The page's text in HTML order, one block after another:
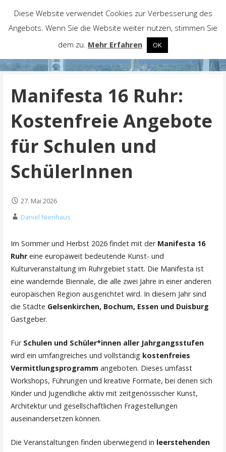
Inhalt
springen
Stadtschulpflegschaft
Gelsenkirchen
Manifesta 16 Ruhr:
Kostenfreie Angebote
für Schulen und
SchülerInnen
27. Mai 2026
Daniel Nienhaus
Im Sommer und Herbst 2026 findet mit der Manifesta 16
Ruhreine europaweit bedeutende Kunst- und
Kulturveranstaltung im Ruhrgebiet statt. Die Manifesta ist
eine wandernde Biennale, die alle zwei Jahre in einer anderen
europäischen Region ausgerichtet wird. In diesem Jahr sind
die Städte Gelsenkirchen, Bochum, Essen und Duisburg
Gastgeber.
Für Schulen und Schüler*innen aller Jahrgangsstufen
wird ein umfangreiches und vollständig kostenfreies
Vermittlungsprogramm angeboten. Dieses umfasst
Workshops, Führungen und kreative Formate, bei denen sich
Kinder und Jugendliche aktiv mit zeitgenössischer Kunst,
Architektur und gesellschaftlichen Fragestellungen
auseinandersetzen können.
Die Veranstaltungen finden überwiegend in leerstehenden
Diese Website verwendet Cookies zur Verbesserung des
Angebots. Wenn Sie die Website weiter nutzen, stimmen Sie
dem zu. Mehr Erfahren OK